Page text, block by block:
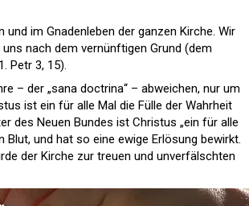
im Gnadenleben der ganzen Kirche. Wir
nach dem vernünftigen Grund (dem
Petr 3, 15).
– der „sana doctrina“ – abweichen, nur um
ist ein für alle Mal die Fülle der Wahrheit
des Neuen Bundes ist Christus „ein für alle
und hat so eine ewige Erlösung bewirkt.
der Kirche zur treuen und unverfälschten